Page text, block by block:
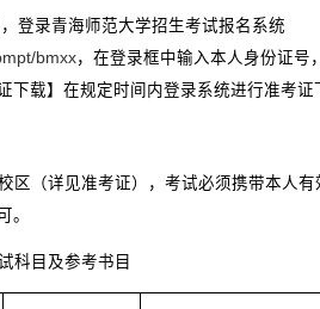
，登录青海师范大学招生考试报名系统
bmxx，在登录框中输入本人身份证号
下载】在规定时间内登录系统进行准考证
区（详见准考证），考试必须携带本人
。
科目及参考书目